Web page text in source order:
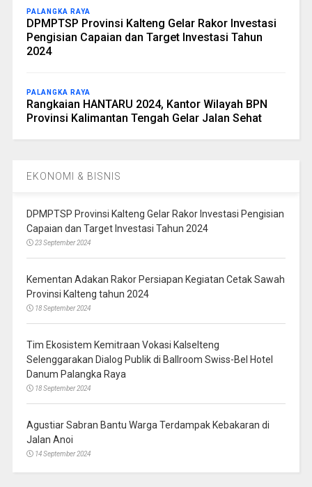
PALANGKA RAYA
DPMPTSP Provinsi Kalteng Gelar Rakor Investasi
Pengisian Capaian dan Target Investasi Tahun
2024
PALANGKA RAYA
Rangkaian HANTARU 2024, Kantor Wilayah BPN
Provinsi Kalimantan Tengah Gelar Jalan Sehat
EKONOMI & BISNIS
DPMPTSP Provinsi Kalteng Gelar Rakor Investasi Pengisian
Capaian dan Target Investasi Tahun 2024
23 September 2024
Kementan Adakan Rakor Persiapan Kegiatan Cetak Sawah
Provinsi Kalteng tahun 2024
18 September 2024
Tim Ekosistem Kemitraan Vokasi Kalselteng
Selenggarakan Dialog Publik di Ballroom Swiss-Bel Hotel
Danum Palangka Raya
18 September 2024
Agustiar Sabran Bantu Warga Terdampak Kebakaran di
Jalan Anoi
14 September 2024